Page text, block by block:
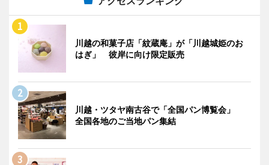
川越の和菓子店「紋蔵庵」が「川越城姫のお
はぎ」 彼岸に向け限定販売
川越・ツタヤ南古谷で「全国パン博覧会」
全国各地のご当地パン集結